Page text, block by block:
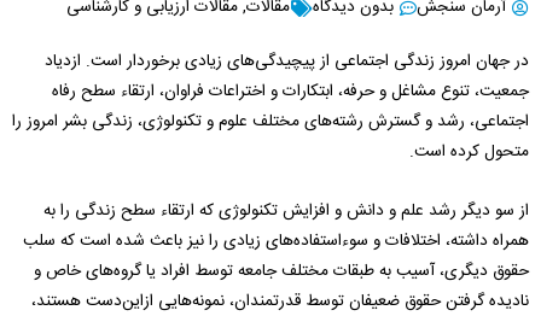
آرمان سنجش بدون دیدگاه مقالات,مقالات ارزیابی و کارشناسی
در جهان امروز زندگی اجتماعی از پیچیدگی‌های زیادی برخوردار است. ازدیاد
جمعیت، تنوع مشاغل و حرفه، ابتکارات و اختراعات فراوان، ارتقاء سطح رفاه
اجتماعی، رشد و گسترش رشته‌های مختلف علوم و تکنولوژی، زندگی بشر امروز را
متحول کرده است.
از سو دیگر رشد علم و دانش و افزایش تکنولوژی که ارتقاء سطح زندگی را به
همراه داشته، اختلافات و سوءاستفاده‌های زیادی را نیز باعث شده است که سلب
حقوق دیگری، آسیب به طبقات مختلف جامعه توسط افراد یا گروه‌های خاص و
نادیده گرفتن حقوق ضعیفان توسط قدرتمندان، نمونه‌هایی ازاین‌دست هستند،